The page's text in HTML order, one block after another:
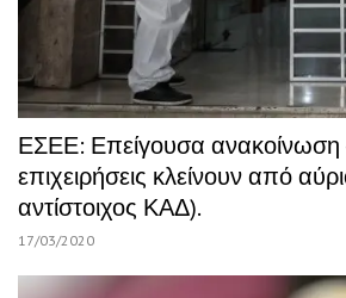
ΕΣΕΕ: Επείγουσα ανακοίνωση
επιχειρήσεις κλείνουν από
αντίστοιχος ΚΑΔ).
17/03/2020